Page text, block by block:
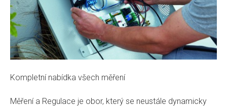
KONTAKTY
Kompletní nabídka všech měření
Měření a Regulace je obor, který se neustále dynamicky